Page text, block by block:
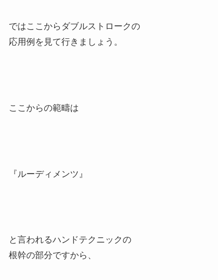
ではここからダブルストロークの
応用例を見て行きましょう。
ここからの範疇は
『ルーディメンツ』
と言われるハンドテクニックの
根幹の部分ですから、